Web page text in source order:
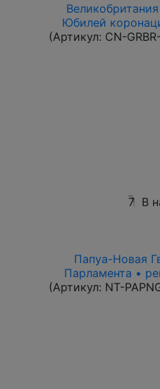
Юбилей
(Артикул: CN-
7 В
Папуа-Новая
Парламента •
(Артикул: NT-